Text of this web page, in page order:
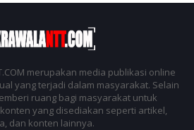
merupakan media publikasi online
yang terjadi dalam masyarakat. Selain
ruang bagi masyarakat untuk
yang disediakan seperti artikel,
dan konten lainnya.